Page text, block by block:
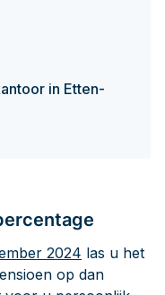
in Etten-
2024 las u het
op dan